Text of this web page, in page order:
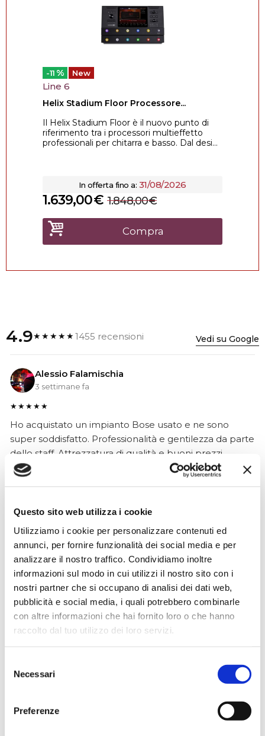
Questo sito web utilizza i cookie
Utilizziamo i cookie per personalizzare contenuti ed
annunci, per fornire funzionalità dei social media e per
analizzare il nostro traffico. Condividiamo inoltre
informazioni sul modo in cui utilizzi il nostro sito con i
nostri partner che si occupano di analisi dei dati web,
pubblicità e social media, i quali potrebbero combinarle
con altre informazioni che hai fornito loro o che hanno
raccolto dal tuo utilizzo dei loro servizi.
delNecessari
Preferenze
-11 % New
Line 6
Helix Stadium Floor Processore...
Il Helix Stadium Floor è il nuovo punto di
riferimento tra i processori multieffetto
professionali per chitarra e basso. Dal desi...
In offerta fino a: 31/08/2026
€
1.639,00 €
1.848,00
Compra
4.9★★★★★1455 recensioni Vedi su Google
Alessio Falamischia
3 settimane fa
★★★★★
Ho acquistato un impianto Bose usato e ne sono
super soddisfatto. Professionalità e gentilezza da parte
dello staff. Attrezzatura di qualità e buoni prezzi.
Hope Efrida
★★★★★
Ho acquistato un contrabbasso elettrico Stanzani, un
microfono professionale, amplificatore, cuffie, aste e
cavi vari come regali per il mio compagno. Lo
strumento è a dir poco meraviglioso e il resto dei
prodotti è di alto livello. I venditori son..
Simone Gasparoni
★★★★★